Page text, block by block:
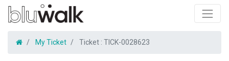
My Ticket Ticket : TICK-0028623